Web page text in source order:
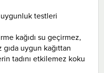
testleri
kağıdı su geçirmez,
uygun kağıttan
tadını etkilemez koku